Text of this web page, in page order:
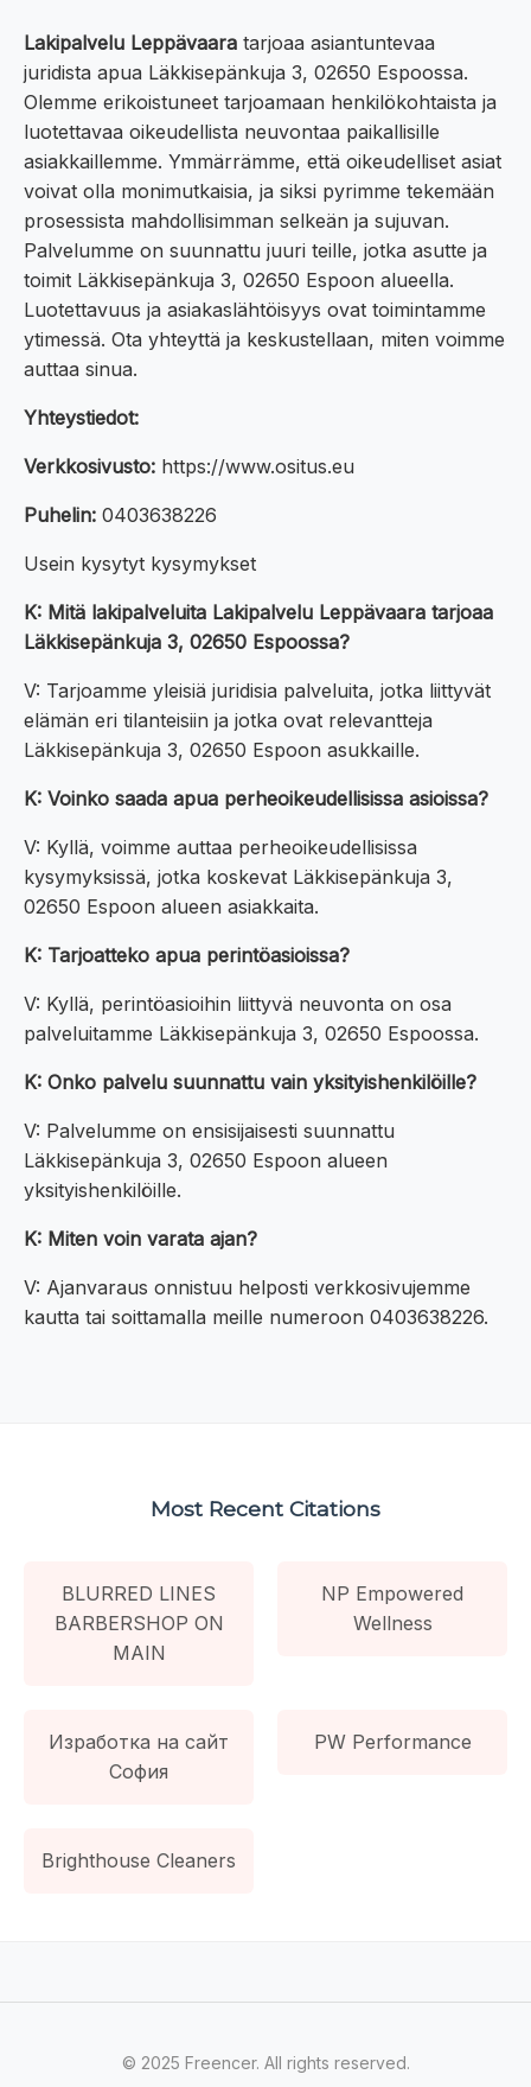
Lakipalvelu Leppävaara tarjoaa asiantuntevaa
juridista apua Läkkisepänkuja 3, 02650 Espoossa.
Olemme erikoistuneet tarjoamaan henkilökohtaista ja
luotettavaa oikeudellista neuvontaa paikallisille
asiakkaillemme. Ymmärrämme, että oikeudelliset asiat
voivat olla monimutkaisia, ja siksi pyrimme tekemään
prosessista mahdollisimman selkeän ja sujuvan.
Palvelumme on suunnattu juuri teille, jotka asutte ja
toimit Läkkisepänkuja 3, 02650 Espoon alueella.
Luotettavuus ja asiakaslähtöisyys ovat toimintamme
ytimessä. Ota yhteyttä ja keskustellaan, miten voimme
auttaa sinua.
Yhteystiedot:
Verkkosivusto: https://www.ositus.eu
Puhelin: 0403638226
Usein kysytyt kysymykset
K: Mitä lakipalveluita Lakipalvelu Leppävaara tarjoaa
Läkkisepänkuja 3, 02650 Espoossa?
V: Tarjoamme yleisiä juridisia palveluita, jotka liittyvät
elämän eri tilanteisiin ja jotka ovat relevantteja
Läkkisepänkuja 3, 02650 Espoon asukkaille.
K: Voinko saada apua perheoikeudellisissa asioissa?
V: Kyllä, voimme auttaa perheoikeudellisissa
kysymyksissä, jotka koskevat Läkkisepänkuja 3,
02650 Espoon alueen asiakkaita.
K: Tarjoatteko apua perintöasioissa?
V: Kyllä, perintöasioihin liittyvä neuvonta on osa
palveluitamme Läkkisepänkuja 3, 02650 Espoossa.
K: Onko palvelu suunnattu vain yksityishenkilöille?
V: Palvelumme on ensisijaisesti suunnattu
Läkkisepänkuja 3, 02650 Espoon alueen
yksityishenkilöille.
K: Miten voin varata ajan?
V: Ajanvaraus onnistuu helposti verkkosivujemme
kautta tai soittamalla meille numeroon 0403638226.
Most Recent Citations
BLURRED LINES
BARBERSHOP ON
MAIN
NP Empowered
Wellness
Изработка на сайт
София
PW Performance
Brighthouse Cleaners
© 2025 Freencer. All rights reserved.